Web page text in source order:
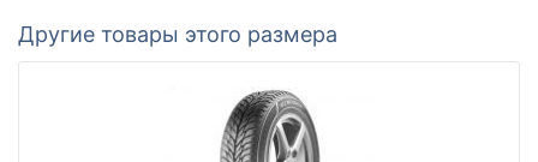
Другие товары этого размера